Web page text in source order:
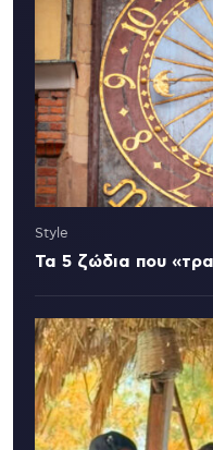
Style
Τα 5 ζώδια που